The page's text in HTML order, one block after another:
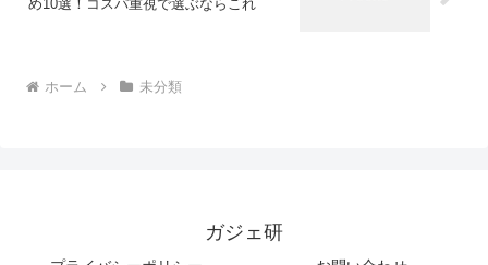
め10選！コスパ重視で選ぶならこれ
ホーム 未分類
ガジェ研